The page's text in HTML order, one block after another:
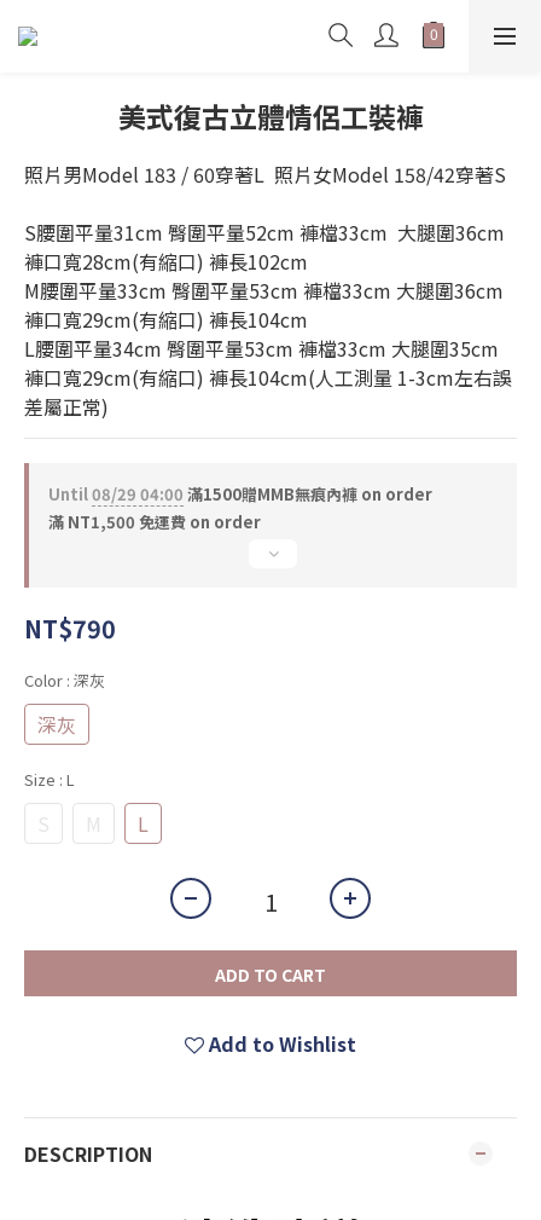
美式復古立體情侶工裝褲
照片男Model 183 / 60穿著L  照片女Model 158/42穿著S
S腰圍平量31cm 臀圍平量52cm 褲檔33cm  大腿圍36cm
褲口寬28cm(有縮口) 褲長102cm
M腰圍平量33cm 臀圍平量53cm 褲檔33cm 大腿圍36cm
褲口寬29cm(有縮口) 褲長104cm
L腰圍平量34cm 臀圍平量53cm 褲檔33cm 大腿圍35cm
褲口寬29cm(有縮口) 褲長104cm(人工測量 1-3cm左右誤
差屬正常)
Until08/29 04:00 滿1500贈MMB無痕內褲 on order
滿 NT1,500 免運費 on order
NT$790
Color : 深灰
深灰
Size : L
S M L
ADD TO CART
Add to Wishlist
DESCRIPTION